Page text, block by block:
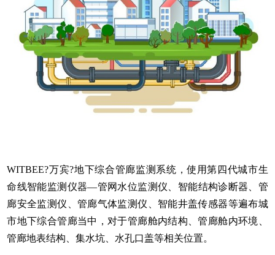
WITBEE?万宾?地下综合管廊监测系统 ，使用第四代城市生
命线智能监测仪器—管网水位监测仪 、智能结构诊断器、管
廊安全监测仪、管廊气体监测仪、智能井盖传感器等遍布城
市地下综合管廊当中，对于管廊舱内结构、管廊舱内环境、
管廊地表结构、集水坑、水孔口盖等相关位置。